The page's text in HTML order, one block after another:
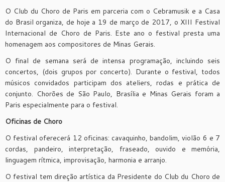
O Club du Choro de Paris em parceria com o Cebramusik e a Casa
do Brasil organiza, de hoje a 19 de março de 2017, o XIII Festival
Internacional de Choro de Paris. Este ano o festival presta uma
homenagem aos compositores de Minas Gerais.
O final de semana será de intensa programação, incluindo seis
concertos, (dois grupos por concerto). Durante o festival, todos
músicos convidados participam dos ateliers, rodas e prática de
conjunto. Chorões de São Paulo, Brasília e Minas Gerais foram a
Paris especialmente para o festival.
Oficinas de Choro
O festival oferecerá 12 oficinas: cavaquinho, bandolim, violão 6 e 7
cordas, pandeiro, interpretação, fraseado, ouvido e memória,
linguagem rítmica, improvisação, harmonia e arranjo.
O festival tem direção artística da Presidente do Club du Choro de